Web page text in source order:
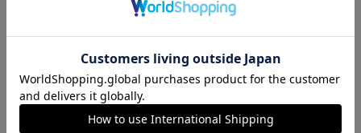
17,600円～21,901円
会員特典
ユニフォーム(FP1st)
26,100円～30,400円
会員特典
オルマフラー
2,500円